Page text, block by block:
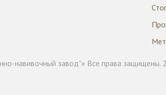
навивочный завод"» Все права защищены.